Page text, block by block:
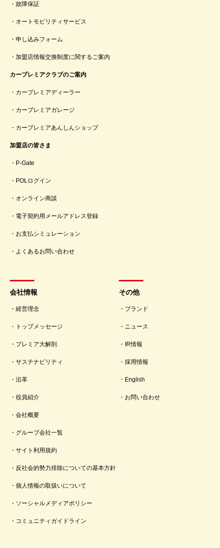
故障保証
オートモビリティサービス
申し込みフォーム
加盟店情報交換制度に関するご案内
カープレミアクラブのご案内
カープレミアディーラー
カープレミアガレージ
カープレミアあんしんショップ
加盟店の皆さま
P-Gate
POLログイン
オンライン商談
電子契約用メールアドレス登録
お支払シミュレーション
よくあるお問い合わせ
会社情報
経営理念
トップメッセージ
プレミア大解剖
サステナビリティ
沿革
役員紹介
会社概要
グループ会社一覧
サイト利用規約
反社会的勢力排除についての基本方針
個人情報の取扱いについて
ソーシャルメディアポリシー
コミュニティガイドライン
その他
ブランド
ニュース
IR情報
採用情報
English
お問い合わせ